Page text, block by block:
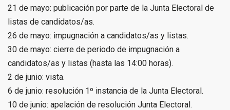
21 de mayo: publicación por parte de la Junta Electoral de
listas de candidatos/as.
26 de mayo: impugnación a candidatos/as y listas.
30 de mayo: cierre de periodo de impugnación a
candidatos/as y listas (hasta las 14:00 horas).
2 de junio: vista.
6 de junio: resolución 1º instancia de la Junta Electoral.
10 de junio: apelación de resolución Junta Electoral.